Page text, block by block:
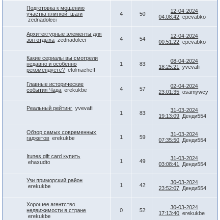
Подготовка к мощению
участка плиткой: шаги
zednadoleci
4 50
12-04-2024
04:08:42 epevabko
Архитектурные элементы для
зон отдыха zednadoleci 4 54
12-04-2024
00:51:22 epevabko
Какие сериалы вы смотрели
недавно и особенно
рекомендуете? etolmacheff
1 83
08-04-2024
18:25:21 yvevafi
Главные исторические
события Чада erekukbe 4 57
02-04-2024
23:01:35 osamywcy
Реальный рейтинг yvevafi
1
83
31-03-2024
19:13:09 Денди554
Обзор самых современных
гаджетов erekukbe 1 59
31-03-2024
07:35:50 Денди554
Itunes gift card купить
ehaxudto
1 49
31-03-2024
03:08:41 Денди554
Узи приморский район
erekukbe
1 42
30-03-2024
23:52:07 Денди554
Хорошее агентство
недвижимости в стране
erekukbe
0 52
30-03-2024
17:13:40 erekukbe